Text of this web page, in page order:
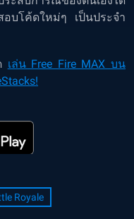
อบโค้ดใหม่ๆ เป็นประจำ
เล่น Free Fire MAX บน
Royale